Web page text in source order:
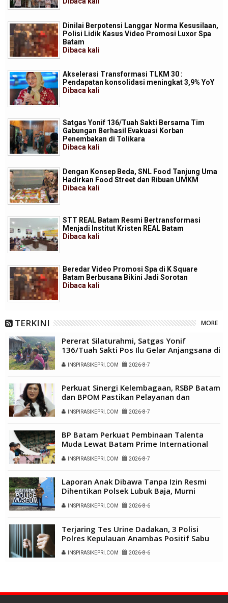
Dinilai Berpotensi Langgar Norma Kesusilaan,
Polisi Lidik Kasus Video Promosi Luxor Spa
Batam
Dibaca kali
Akselerasi Transformasi TLKM 30 :
Pendapatan konsolidasi meningkat 3,9% YoY
Dibaca kali
Satgas Yonif 136/Tuah Sakti Bersama Tim
Gabungan Berhasil Evakuasi Korban
Penembakan di Tolikara
Dibaca kali
Dengan Konsep Beda, SNL Food Tanjung Uma
Hadirkan Food Street dan Ribuan UMKM
Dibaca kali
STT REAL Batam Resmi Bertransformasi
Menjadi Institut Kristen REAL Batam
Dibaca kali
Beredar Video Promosi Spa di K Square
Batam Berbusana Bikini Jadi Sorotan
Dibaca kali
TERKINI MORE
Pererat Silaturahmi, Satgas Yonif
136/Tuah Sakti Pos Ilu Gelar Anjangsana di
INSPIRASIKEPRI.COM 2026-8-7
Perkuat Sinergi Kelembagaan, RSBP Batam
dan BPOM Pastikan Pelayanan dan
INSPIRASIKEPRI.COM 2026-8-7
BP Batam Perkuat Pembinaan Talenta
Muda Lewat Batam Prime International
INSPIRASIKEPRI.COM 2026-8-7
Laporan Anak Dibawa Tanpa Izin Resmi
Dihentikan Polsek Lubuk Baja, Murni
INSPIRASIKEPRI.COM 2026-8-6
Terjaring Tes Urine Dadakan, 3 Polisi
Polres Kepulauan Anambas Positif Sabu
INSPIRASIKEPRI.COM 2026-8-6